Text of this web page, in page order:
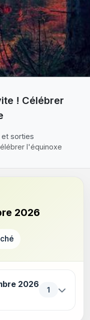
! Célébrer
et sorties
l'équinoxe
2026
2026
1